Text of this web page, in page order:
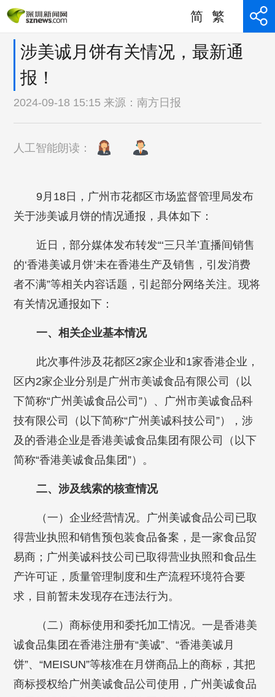
简 繁
涉美诚月饼有关情况，最新通
报！
2024-09-18 15:15 来源：南方日报
人工智能朗读：
9月18日，广州市花都区市场监督管理局发布
关于涉美诚月饼的情况通报，具体如下：
近日，部分媒体发布转发“‘三只羊’直播间销售
的‘香港美诚月饼’未在香港生产及销售，引发消费
者不满”等相关内容话题，引起部分网络关注。现将
有关情况通报如下：
一、相关企业基本情况
此次事件涉及花都区2家企业和1家香港企业，
区内2家企业分别是广州市美诚食品有限公司（以
下简称“广州美诚食品公司”）、广州市美诚食品科
技有限公司（以下简称“广州美诚科技公司”），涉
及的香港企业是香港美诚食品集团有限公司（以下
简称“香港美诚食品集团”）。
二、涉及线索的核查情况
（一）企业经营情况。广州美诚食品公司已取
得营业执照和销售预包装食品备案，是一家食品贸
易商；广州美诚科技公司已取得营业执照和食品生
产许可证，质量管理制度和生产流程环境符合要
求，目前暂未发现存在违法行为。
（二）商标使用和委托加工情况。一是香港美
诚食品集团在香港注册有“美诚”、“香港美诚月
饼”、“MEISUN”等核准在月饼商品上的商标，其把
商标授权给广州美诚食品公司使用，广州美诚食品